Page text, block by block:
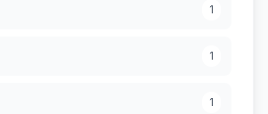
1
1
1